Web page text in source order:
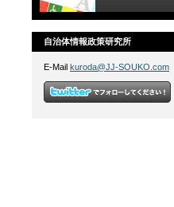
自治体情報政策研究所
E-Mail kuroda@JJ-SOUKO.com